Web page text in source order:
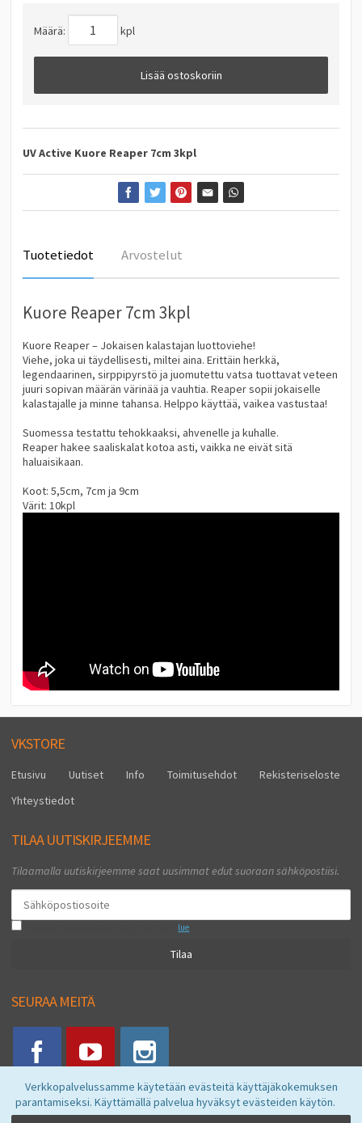
Verkkopalvelussamme käytetään evästeitä käyttäjäkokemuksen
parantamiseksi. Käyttämällä palvelua hyväksyt evästeiden käytön.
Määrä: kpl
Lisää ostoskoriin
UV Active Kuore Reaper 7cm 3kpl
Tuotetiedot Arvostelut
Kuore Reaper 7cm 3kpl
Kuore Reaper – Jokaisen kalastajan luottoviehe!
Viehe, joka ui täydellisesti, miltei aina. Erittäin herkkä,
legendaarinen, sirppipyrstö ja juomutettu vatsa tuottavat veteen
juuri sopivan määrän värinää ja vauhtia. Reaper sopii jokaiselle
kalastajalle ja minne tahansa. Helppo käyttää, vaikea vastustaa!
Suomessa testattu tehokkaaksi, ahvenelle ja kuhalle.
Reaper hakee saaliskalat kotoa asti, vaikka ne eivät sitä
haluaisikaan.
Koot: 5,5cm, 7cm ja 9cm
Värit: 10kpl
VKSTORE
Etusivu Uutiset Info Toimitusehdot
Rekisteriseloste
Yhteystiedot
TILAA UUTISKIRJEEMME
Tilaamalla uutiskirjeemme saat uusimmat edut suoraan sähköpostiisi.
lue
Tilaa
SEURAA MEITÄ
Vkstore © 2026